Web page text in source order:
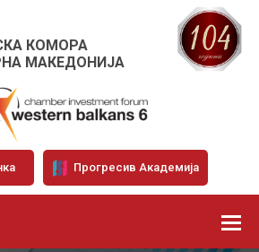
КОМОРА
МАКЕДОНИЈА
Прогресив Академија